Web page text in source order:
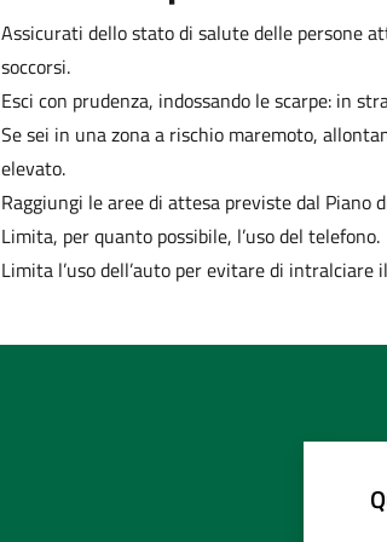
Assicurati dello stato di salute delle persone
soccorsi.
Esci con prudenza, indossando le scarpe: in
Se sei in una zona a rischio maremoto,
elevato.
Raggiungi le aree di attesa previste dal Piano
Limita, per quanto possibile, l’uso del telefono.
Limita l’uso dell’auto per evitare di intralciare